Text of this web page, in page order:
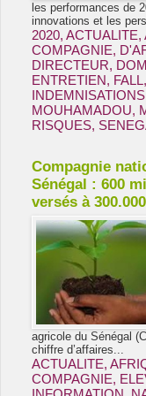
les performances de
innovations et les
2020, ACTUALITE,
COMPAGNIE,
DIRECTEUR,
ENTRETIEN, FALL,
INDEMNISATIONS
MOUHAMADOU,
RISQUES,
Compagnie
Sénégal : 600
versés à
agricole du Sénégal
chiffre d’affaires...
ACTUALITE,
COMPAGNIE,